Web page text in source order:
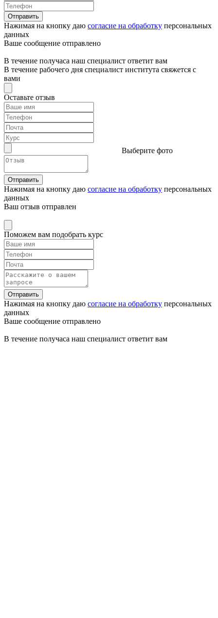
Отправить
Нажимая на кнопку даю согласие на обработку персональных
данных
Ваше сообщение отправлено
В течение получаса наш специалист ответит вам
В течение рабочего дня специалист института свяжется с
вами
Оставьте отзыв
Выберите фото
Отправить
Нажимая на кнопку даю согласие на обработку персональных
данных
Ваш отзыв отправлен
Поможем вам подобрать курс
Отправить
Нажимая на кнопку даю согласие на обработку персональных
данных
Ваше сообщение отправлено
В течение получаса наш специалист ответит вам